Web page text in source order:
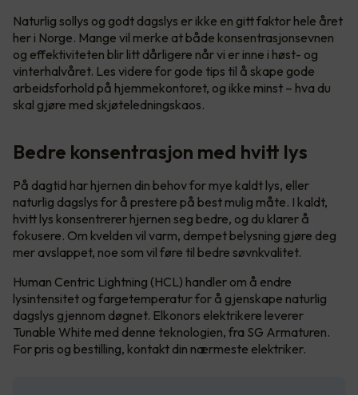
Naturlig sollys og godt dagslys er ikke en gitt faktor hele året
her i Norge. Mange vil merke at både konsentrasjonsevnen
og effektiviteten blir litt dårligere når vi er inne i høst- og
vinterhalvåret. Les videre for gode tips til å skape gode
arbeidsforhold på hjemmekontoret, og ikke minst – hva du
skal gjøre med skjøteledningskaos.
Bedre konsentrasjon med hvitt lys
På dagtid har hjernen din behov for mye kaldt lys, eller
naturlig dagslys for å prestere på best mulig måte. I kaldt,
hvitt lys konsentrerer hjernen seg bedre, og du klarer å
fokusere. Om kvelden vil varm, dempet belysning gjøre deg
mer avslappet, noe som vil føre til bedre søvnkvalitet.
Human Centric Lightning (HCL) handler om å endre
lysintensitet og fargetemperatur for å gjenskape naturlig
dagslys gjennom døgnet. Elkonors elektrikere leverer
Tunable White med denne teknologien, fra SG Armaturen.
For pris og bestilling, kontakt din nærmeste elektriker.